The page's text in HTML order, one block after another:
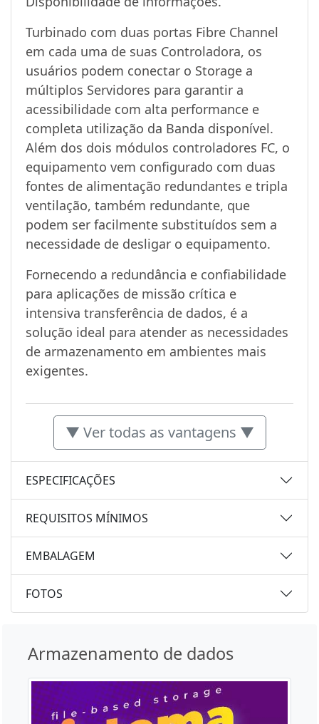
Turbinado com duas portas Fibre Channel
em cada uma de suas Controladora, os
usuários podem conectar o Storage a
múltiplos Servidores para garantir a
acessibilidade com alta performance e
completa utilização da Banda disponível.
Além dos dois módulos controladores FC, o
equipamento vem configurado com duas
fontes de alimentação redundantes e tripla
ventilação, também redundante, que
podem ser facilmente substituídos sem a
necessidade de desligar o equipamento.
Fornecendo a redundância e confiabilidade
para aplicações de missão crítica e
intensiva transferência de dados, é a
solução ideal para atender as necessidades
de armazenamento em ambientes mais
exigentes.
▼ Ver todas as vantagens ▼
ESPECIFICAÇÕES
REQUISITOS MÍNIMOS
EMBALAGEM
FOTOS
Armazenamento de dados